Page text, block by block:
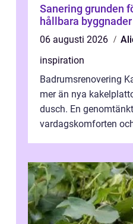
Sanering grunden för säkra och
hållbara byggnader
06 augusti 2026
inspiration
Badrumsrenovering
mer än nya
dusch. En
vardagskomforten